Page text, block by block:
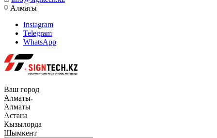
Алматы
Instagram
Telegram
WhatsApp
Ваш город
Алматы
Алматы
Астана
Кызылорда
Шымкент